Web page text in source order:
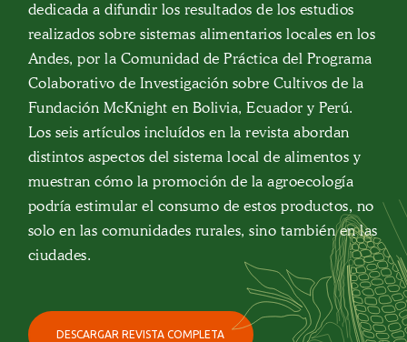
dedicada a difundir los resultados de los estudios
realizados sobre sistemas alimentarios locales en los
Andes, por la Comunidad de Práctica del Programa
Colaborativo de Investigación sobre Cultivos de la
Fundación McKnight en Bolivia, Ecuador y Perú.
Los seis artículos incluídos en la revista abordan
distintos aspectos del sistema local de alimentos y
muestran cómo la promoción de la agroecología
podría estimular el consumo de estos productos, no
solo en las comunidades rurales, sino también en las
ciudades.
DESCARGAR REVISTA COMPLETA